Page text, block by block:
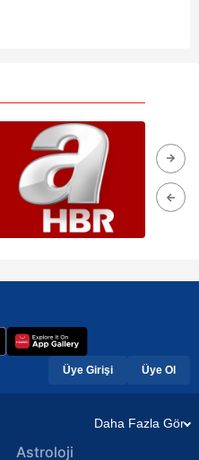
Üye Girişi Üye Ol
Daha Fazla Gör
Astroloji